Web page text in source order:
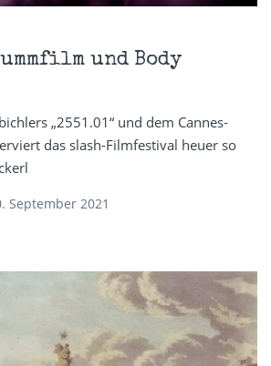
und Body
„2551.01“ und dem Cannes-
das slash-Filmfestival heuer so
September 2021